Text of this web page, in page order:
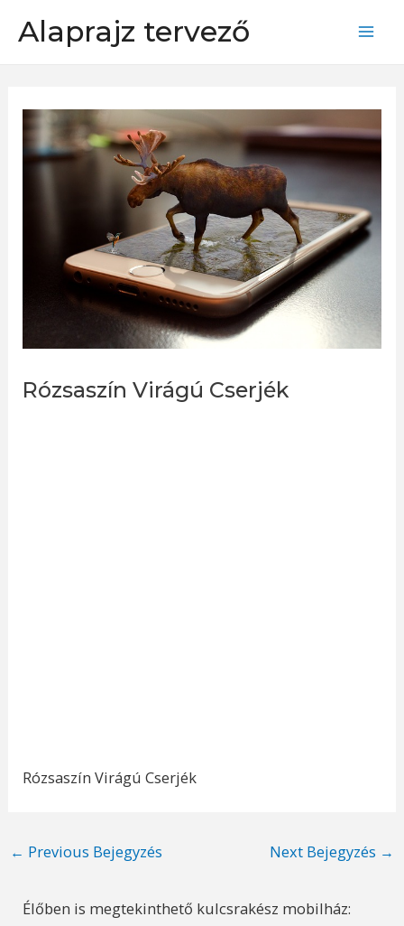
Alaprajz tervező
Rózsaszín Virágú Cserjék
Rózsaszín Virágú Cserjék
Post
← Previous Bejegyzés Next Bejegyzés →
Élőben is megtekinthető kulcsrakész mobilház: